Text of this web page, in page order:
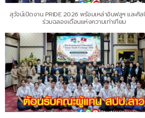
สุวัจน์เปิดงาน PRIDE 2026 พร้อมเหล่าอินฟลูฯ และศิ
ร่วมฉลองเดือนแห่งความเท่าเทียม